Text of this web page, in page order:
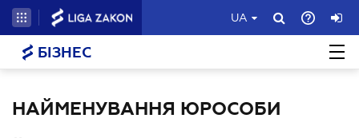
UA
БІЗНЕС
НАЙМЕНУВАННЯ ЮРОСОБИ